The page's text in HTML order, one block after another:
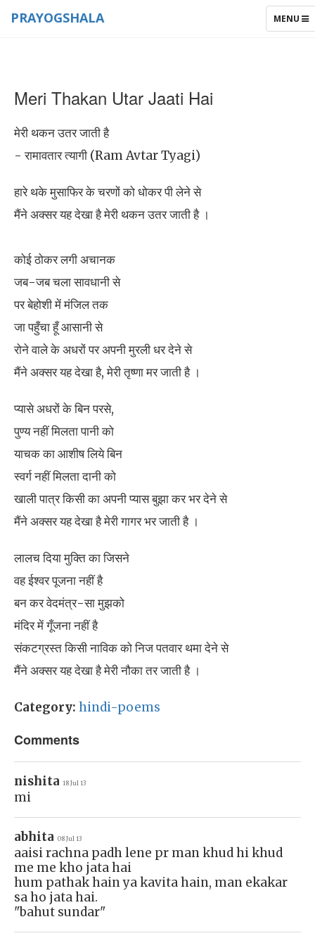
TOGGLE
MENU
PRAYOGSHALA
Meri Thakan Utar Jaati Hai
मेरी थकन उतर जाती है
- रामावतार त्यागी (Ram Avtar Tyagi)
हारे थके मुसाफिर के चरणों को धोकर पी लेने से
मैंने अक्सर यह देखा है मेरी थकन उतर जाती है ।
कोई ठोकर लगी अचानक
जब-जब चला सावधानी से
पर बेहोशी में मंजिल तक
जा पहुँचा हूँ आसानी से
रोने वाले के अधरों पर अपनी मुरली धर देने से
मैंने अक्सर यह देखा है, मेरी तृष्णा मर जाती है ।
प्यासे अधरों के बिन परसे,
पुण्य नहीं मिलता पानी को
याचक का आशीष लिये बिन
स्वर्ग नहीं मिलता दानी को
खाली पात्र किसी का अपनी प्यास बुझा कर भर देने से
मैंने अक्सर यह देखा है मेरी गागर भर जाती है ।
लालच दिया मुक्ति का जिसने
वह ईश्वर पूजना नहीं है
बन कर वेदमंत्र-सा मुझको
मंदिर में गूँजना नहीं है
संकटग्रस्त किसी नाविक को निज पतवार थमा देने से
मैंने अक्सर यह देखा है मेरी नौका तर जाती है ।
Category: hindi-poems
Comments
nishita 18 Jul 13
mi
abhita 08 Jul 13
aaisi rachna padh lene pr man khud hi khud
me me kho jata hai
hum pathak hain ya kavita hain, man ekakar
sa ho jata hai.
"bahut sundar"